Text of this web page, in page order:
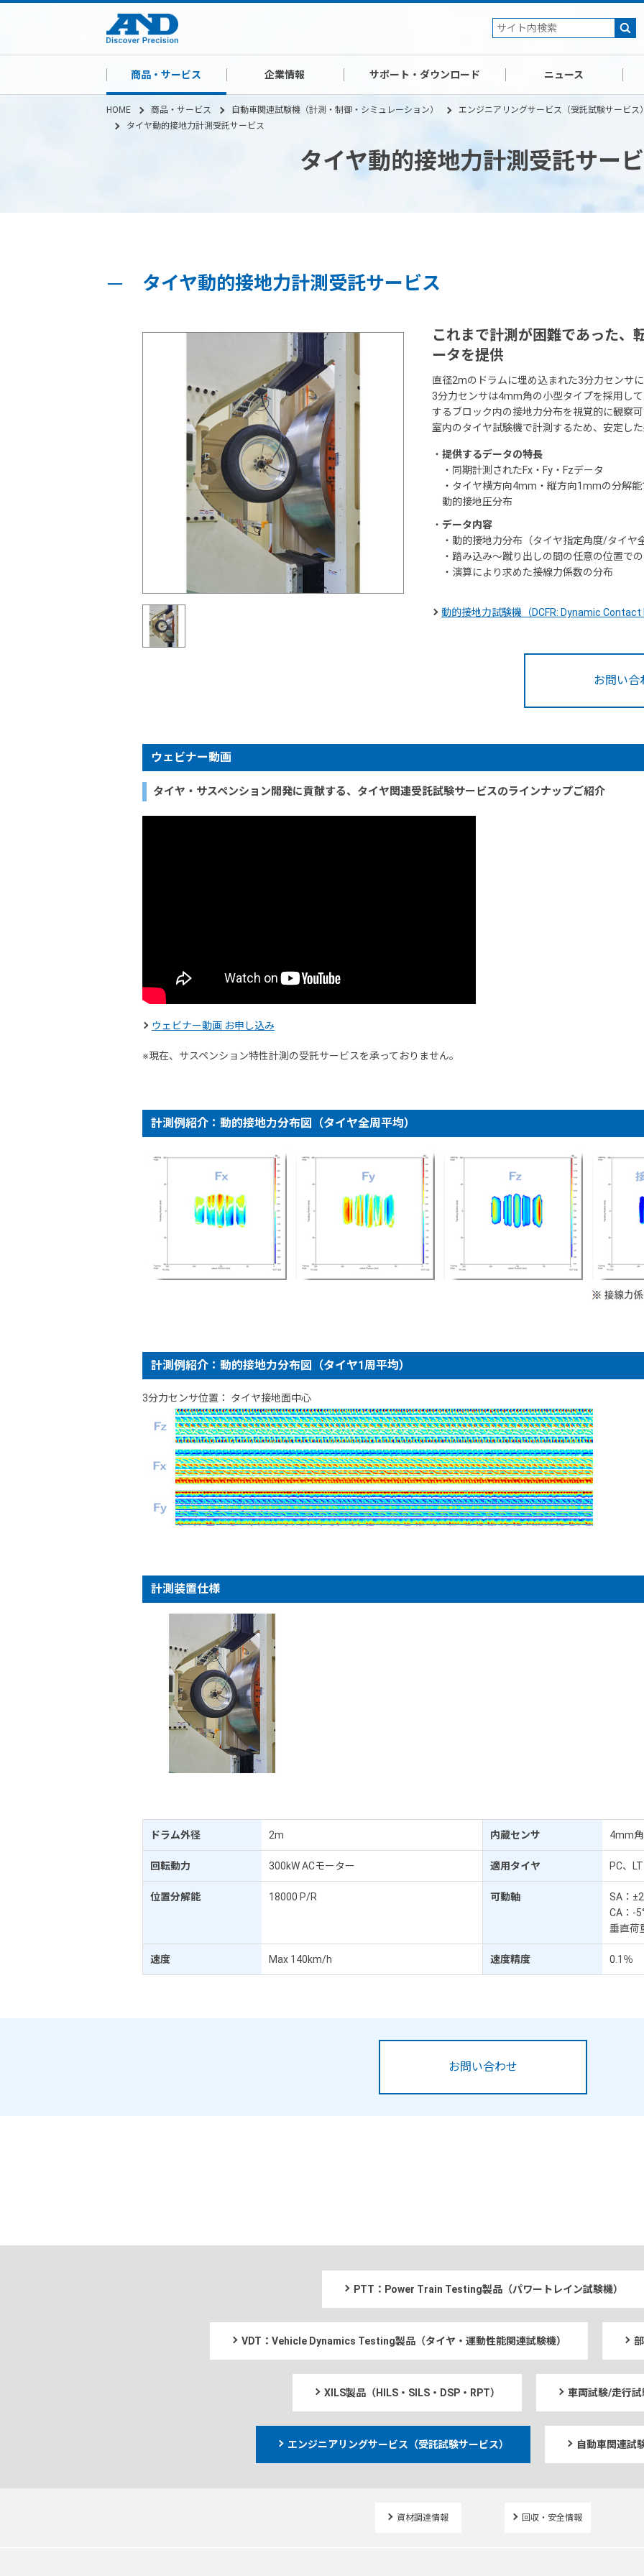
商品・サービス 企業情報 サポート・ダウンロード ニュース
HOME 商品・サービス 自動車関連試験機（計測・制御・シミュレーション）
エンジニアリングサービス（受託試験サービス
タイヤ動的接地力計測受託サービス
タイヤ動的接地力計測受託サー
タイヤ動的接地力計測受託サービス
これまで計測が困難であった、
ータを提供
直径2mのドラムに埋め込まれた3分力センサ
3分力センサは4mm角の小型タイプを採用し
するブロック内の接地力分布を視覚的に観察
室内のタイヤ試験機で計測するため、安定し
・ 提供するデータの特長
・同期計測されたFx・Fy・Fzデータ
・タイヤ横方向4mm・縦方向1mmの分解
動的接地圧分布
・ データ内容
・動的接地力分布（タイヤ指定角度/タイヤ
・踏み込み～蹴り出しの間の任意の位置で
・演算により求めた接線力係数の分布
動的接地力試験機（DCFR: Dynamic
お問い合
ウェビナー動画
タイヤ・サスペンション開発に貢献する、タイヤ関連受託試験サービスのラインナップご紹介
ウェビナー動画 お申し込み
※現在、サスペンション特性計測の受託サービスを承っておりません。
計測例紹介：動的接地力分布図（タイヤ全周平均）
計測例紹介：動的接地力分布図（タイヤ1周平均）
3分力センサ位置： タイヤ接地面中心
計測装置仕様
ドラム外径 2m 内蔵センサ 4mm
回転動力 300kW ACモーター 適用タイヤ PC、
位置分解能 18000 P/R 可動軸
SA：
CA：-
垂直荷
速度 Max 140km/h 速度精度 0.1％
お問い合わせ
PTT：Power Train Testing製品（パワートレイン試験機）
VDT：Vehicle Dynamics Testing製品（タイヤ・運動性能関連試験機）
XILS製品（HILS・SILS・DSP・RPT） 車両試験/走行試
エンジニアリングサービス（受託試験サービス） 自動車関連試
資材調達情報 回収・安全情報